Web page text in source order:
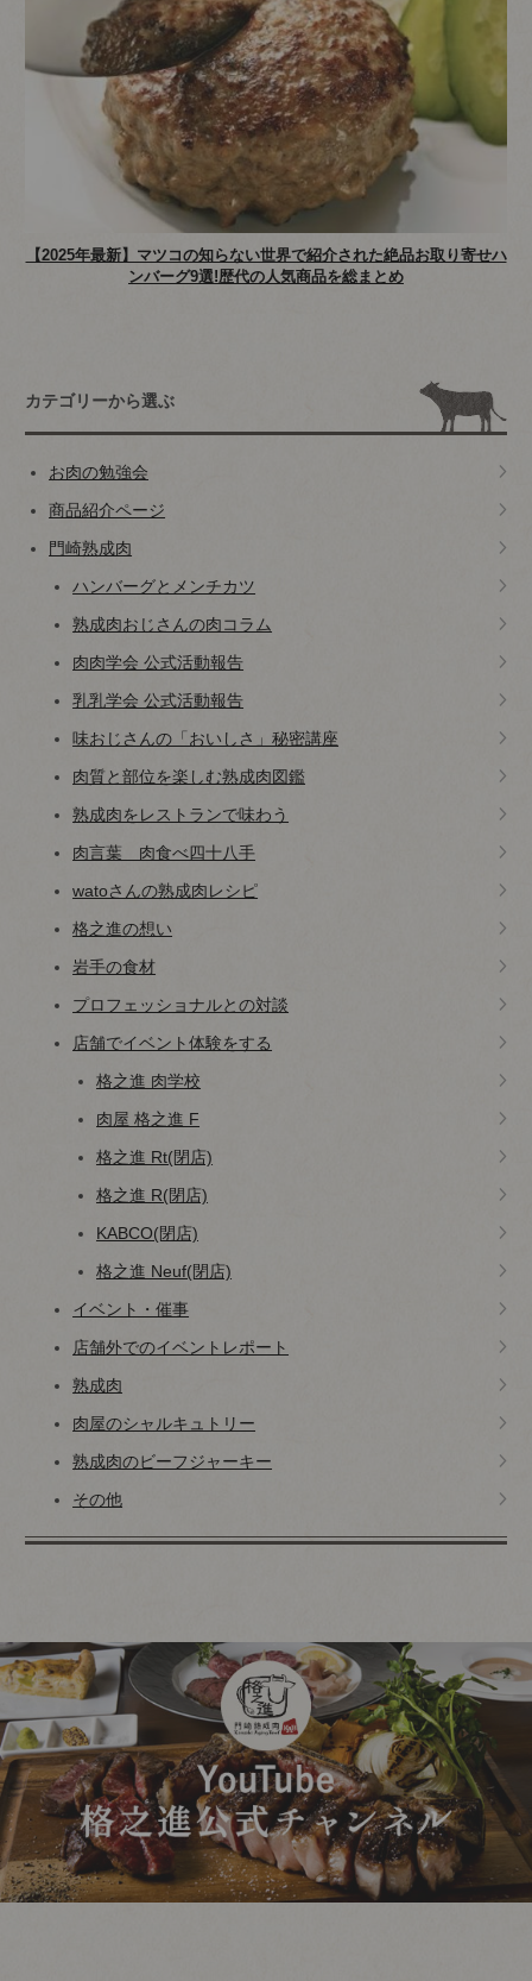
【2025年最新】マツコの知らない世界で紹介された絶品お取り寄せハ
ンバーグ9選!歴代の人気商品を総まとめ
カテゴリーから選ぶ
お肉の勉強会
商品紹介ページ
門崎熟成肉
ハンバーグとメンチカツ
熟成肉おじさんの肉コラム
肉肉学会 公式活動報告
乳乳学会 公式活動報告
味おじさんの「おいしさ」秘密講座
肉質と部位を楽しむ熟成肉図鑑
熟成肉をレストランで味わう
肉言葉 肉食べ四十八手
watoさんの熟成肉レシピ
格之進の想い
岩手の食材
プロフェッショナルとの対談
店舗でイベント体験をする
格之進 肉学校
肉屋 格之進 F
格之進 Rt(閉店)
格之進 R(閉店)
KABCO(閉店)
格之進 Neuf(閉店)
イベント・催事
店舗外でのイベントレポート
熟成肉
肉屋のシャルキュトリー
熟成肉のビーフジャーキー
その他